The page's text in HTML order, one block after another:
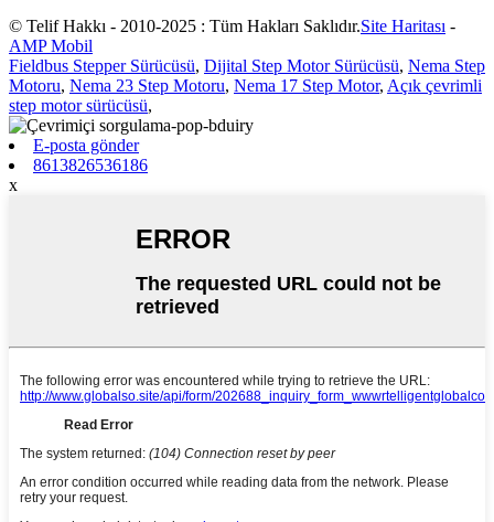
© Telif Hakkı - 2010-2025 : Tüm Hakları Saklıdır.Site Haritası -
AMP Mobil
Fieldbus Stepper Sürücüsü, Dijital Step Motor Sürücüsü, Nema Step
Motoru, Nema 23 Step Motoru, Nema 17 Step Motor, Açık çevrimli
step motor sürücüsü,
E-posta gönder
8613826536186
x